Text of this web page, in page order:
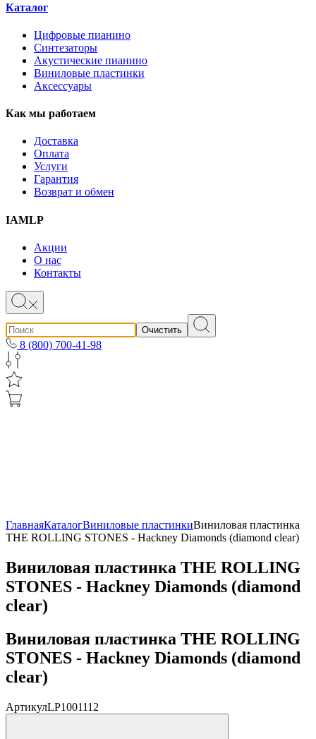
Каталог
Цифровые пианино
Синтезаторы
Акустические пианино
Виниловые пластинки
Аксессуары
Как мы работаем
Доставка
Оплата
Услуги
Гарантия
Возврат и обмен
IAMLP
Акции
О нас
Контакты
Очистить
8 (800) 700-41-98
ГлавнаяКаталогВиниловые пластинкиВиниловая пластинка
THE ROLLING STONES - Hackney Diamonds (diamond clear)
Виниловая пластинка THE ROLLING
STONES - Hackney Diamonds (diamond
clear)
Виниловая пластинка THE ROLLING
STONES - Hackney Diamonds (diamond
clear)
АртикулLP1001112